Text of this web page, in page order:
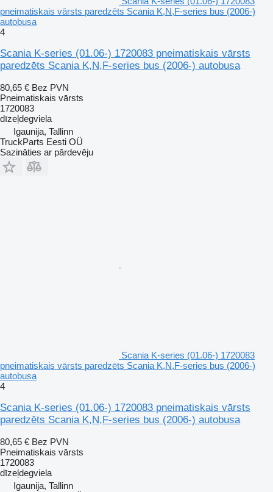
pneimatiskais vārsts paredzēts Scania K,N,F-series bus (2006-)
autobusa
4
Scania K-series (01.06-) 1720083 pneimatiskais vārsts
paredzēts Scania K,N,F-series bus (2006-) autobusa
80,65 € Bez PVN
Pneimatiskais vārsts
1720083
dīzeļdegviela
Igaunija, Tallinn
TruckParts Eesti OÜ
Sazināties ar pārdevēju
Scania K-series (01.06-) 1720083
pneimatiskais vārsts paredzēts Scania K,N,F-series bus (2006-)
autobusa
4
Scania K-series (01.06-) 1720083 pneimatiskais vārsts
paredzēts Scania K,N,F-series bus (2006-) autobusa
80,65 € Bez PVN
Pneimatiskais vārsts
1720083
dīzeļdegviela
Igaunija, Tallinn